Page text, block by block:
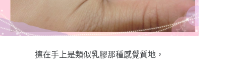
擦在手上是類似乳膠那種感覺質地，